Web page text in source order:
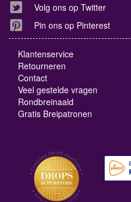
Volg ons op Twitter
Pin ons op Pinterest
Klantenservice
Retourneren
Contact
Veel gestelde vragen
Rondbreinaald
Gratis Breipatronen